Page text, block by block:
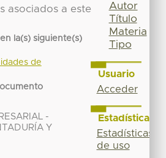
asociados a este
la(s) siguiente(s)
de
-
Y
Autor
Título
Materia
Tipo
Usuario
Acceder
Estadísticas
Estadísticas
de uso